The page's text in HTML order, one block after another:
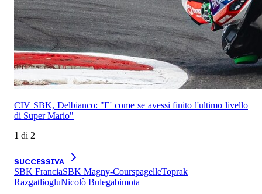
CIV SBK, Delbianco: "E' come se avessi finito l'ultimo livello
di Super Mario"
1 di 2
SUCCESSIVA
SBK FranciaSBK Magny-CourspagelleToprak
RazgatliogluNicolò Bulegabimota